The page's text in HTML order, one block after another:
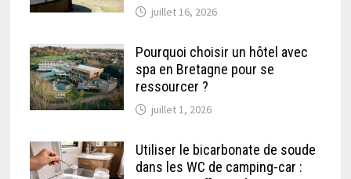
juillet 16, 2026
Pourquoi choisir un hôtel avec
spa en Bretagne pour se
ressourcer ?
juillet 1, 2026
Utiliser le bicarbonate de soude
dans les WC de camping-car :